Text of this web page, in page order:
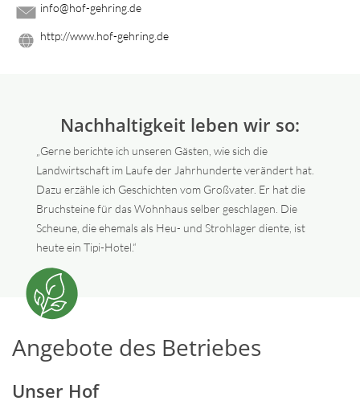
info@hof-gehring.de
http://www.hof-gehring.de
Nachhaltigkeit leben wir so:
„Gerne berichte ich unseren Gästen, wie sich die
Landwirtschaft im Laufe der Jahrhunderte verändert hat.
Dazu erzähle ich Geschichten vom Großvater. Er hat die
Bruchsteine für das Wohnhaus selber geschlagen. Die
Scheune, die ehemals als Heu- und Strohlager diente, ist
heute ein Tipi-Hotel.“
Angebote des Betriebes
Unser Hof